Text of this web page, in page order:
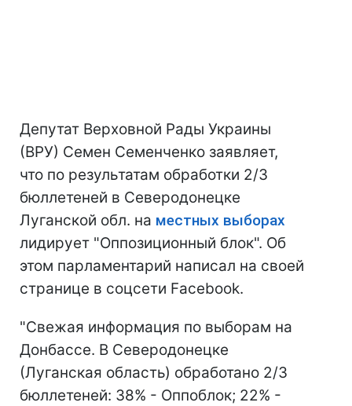
Депутат Верховной Рады Украины
(ВРУ) Семен Семенченко заявляет,
что по результатам обработки 2/3
бюллетеней в Северодонецке
Луганской обл. на местных выборах
лидирует "Оппозиционный блок". Об
этом парламентарий написал на своей
странице в соцсети Facebook.
"Свежая информация по выборам на
Донбассе. В Северодонецке
(Луганская область) обработано 2/3
бюллетеней: 38% - Оппоблок; 22% -